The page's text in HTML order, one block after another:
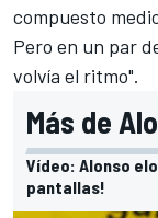
compuesto
Pero en un par
volvía el ritmo".
Más de
Vídeo: Alonso
pantallas!